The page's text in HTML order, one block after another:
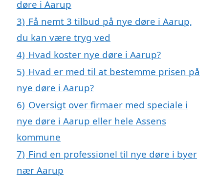
døre i Aarup
3) Få nemt 3 tilbud på nye døre i Aarup,
du kan være tryg ved
4) Hvad koster nye døre i Aarup?
5) Hvad er med til at bestemme prisen på
nye døre i Aarup?
6) Oversigt over firmaer med speciale i
nye døre i Aarup eller hele Assens
kommune
7) Find en professionel til nye døre i byer
nær Aarup